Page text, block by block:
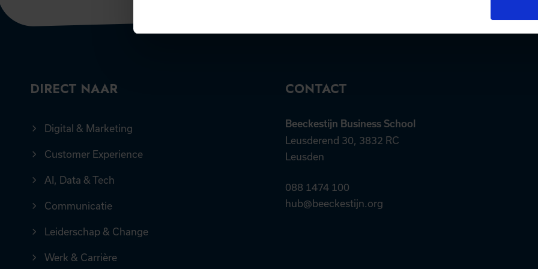
DIRECT NAAR
Digital & Marketing
Customer Experience
AI, Data & Tech
Communicatie
Leiderschap & Change
Werk & Carrière
CONTACT
Beeckestijn Business School
Leusderend 30, 3832 RC
Leusden
088 1474 100
hub@beeckestijn.org